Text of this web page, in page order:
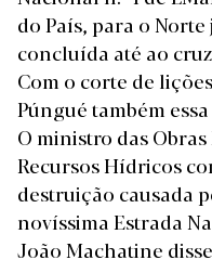
do País, para o
concluída até ao
Com o corte de
Púngué também
O ministro das
Recursos Hídricos
destruição causada
novíssima Estrada
João Machatine